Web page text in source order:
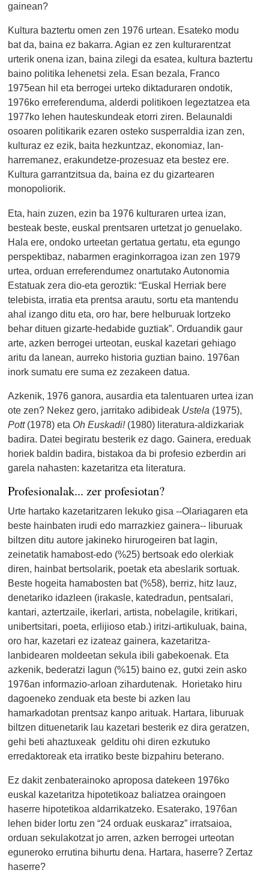
gainean?
Kultura baztertu omen zen 1976 urtean. Esateko modu
bat da, baina ez bakarra. Agian ez zen kulturarentzat
urterik onena izan, baina zilegi da esatea, kultura baztertu
baino politika lehenetsi zela. Esan bezala, Franco
1975ean hil eta berrogei urteko diktaduraren ondotik,
1976ko erreferenduma, alderdi politikoen legeztatzea eta
1977ko lehen hauteskundeak etorri ziren. Belaunaldi
osoaren politikarik ezaren osteko susperraldia izan zen,
kulturaz ez ezik, baita hezkuntzaz, ekonomiaz, lan-
harremanez, erakundetze-prozesuaz eta bestez ere.
Kultura garrantzitsua da, baina ez du gizartearen
monopoliorik.
Eta, hain zuzen, ezin ba 1976 kulturaren urtea izan,
besteak beste, euskal prentsaren urtetzat jo genuelako.
Hala ere, ondoko urteetan gertatua gertatu, eta egungo
perspektibaz, nabarmen eraginkorragoa izan zen 1979
urtea, orduan erreferendumez onartutako Autonomia
Estatuak zera dio-eta geroztik: “Euskal Herriak bere
telebista, irratia eta prentsa arautu, sortu eta mantendu
ahal izango ditu eta, oro har, bere helburuak lortzeko
behar dituen gizarte-hedabide guztiak”. Orduandik gaur
arte, azken berrogei urteotan, euskal kazetari gehiago
aritu da lanean, aurreko historia guztian baino. 1976an
inork sumatu ere suma ez zezakeen datua.
Azkenik, 1976 ganora, ausardia eta talentuaren urtea izan
ote zen? Nekez gero, jarritako adibideak Ustela (1975),
Pott(1978) eta Oh Euskadi!(1980) literatura-aldizkariak
badira. Datei begiratu besterik ez dago. Gainera, ereduak
horiek baldin badira, bistakoa da bi profesio ezberdin ari
garela nahasten: kazetaritza eta literatura.
Profesionalak... zer profesiotan?
Urte hartako kazetaritzaren lekuko gisa --Olariagaren eta
beste hainbaten irudi edo marrazkiez gainera-- liburuak
biltzen ditu autore jakineko hirurogeiren bat lagin,
zeinetatik hamabost-edo (%25) bertsoak edo olerkiak
diren, hainbat bertsolarik, poetak eta abeslarik sortuak.
Beste hogeita hamabosten bat (%58), berriz, hitz lauz,
denetariko idazleen (irakasle, katedradun, pentsalari,
kantari, aztertzaile, ikerlari, artista, nobelagile, kritikari,
unibertsitari, poeta, erlijioso etab.) iritzi-artikuluak, baina,
oro har, kazetari ez izateaz gainera, kazetaritza-
lanbidearen moldeetan sekula ibili gabekoenak. Eta
azkenik, bederatzi lagun (%15) baino ez, gutxi zein asko
1976an informazio-arloan zihardutenak. Horietako hiru
dagoeneko zenduak eta beste bi azken lau
hamarkadotan prentsaz kanpo arituak. Hartara, liburuak
biltzen dituenetarik lau kazetari besterik ez dira geratzen,
gehi beti ahaztuxeak gelditu ohi diren ezkutuko
erredaktoreak eta irratiko beste bizpahiru beterano.
Ez dakit zenbaterainoko aproposa datekeen 1976ko
euskal kazetaritza hipotetikoaz baliatzea oraingoen
haserre hipotetikoa aldarrikatzeko. Esaterako, 1976an
lehen bider lortu zen “24 orduak euskaraz” irratsaioa,
orduan sekulakotzat jo arren, azken berrogei urteotan
eguneroko errutina bihurtu dena. Hartara, haserre? Zertaz
haserre?